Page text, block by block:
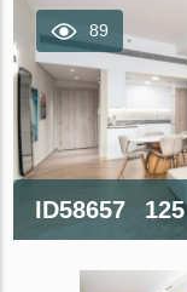
89
ID58657